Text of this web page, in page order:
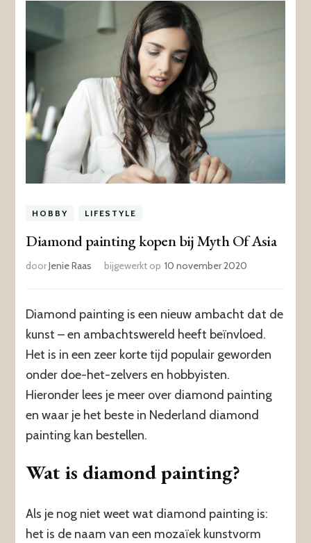
HOBBY LIFESTYLE
Diamond painting kopen bij Myth Of Asia
doorJenie Raas bijgewerkt op 10 november 2020
Diamond painting is een nieuw ambacht dat de
kunst – en ambachtswereld heeft beïnvloed.
Het is in een zeer korte tijd populair geworden
onder doe-het-zelvers en hobbyisten.
Hieronder lees je meer over diamond painting
en waar je het beste in Nederland diamond
painting kan bestellen.
Wat is diamond painting?
Als je nog niet weet wat diamond painting is:
het is de naam van een mozaïek kunstvorm